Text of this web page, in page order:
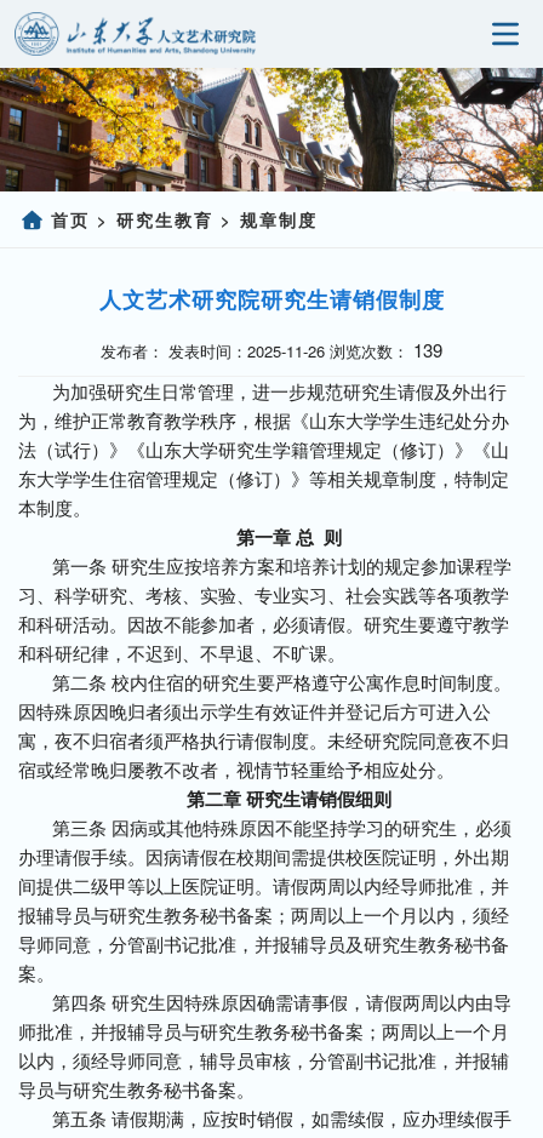
首页 > 研究生教育 > 规章制度
人文艺术研究院研究生请销假制度
发布者： 发表时间：2025-11-26 浏览次数： 139
为加强研究生日常管理，进一步规范研究生请假及外出行
为，维护正常教育教学秩序，根据《山东大学学生违纪处分办
法（试行）》《山东大学研究生学籍管理规定（修订）》《山
东大学学生住宿管理规定（修订）》等相关规章制度，特制定
本制度。
第一章 总 则
第一条 研究生应按培养方案和培养计划的规定参加课程学
习、科学研究、考核、实验、专业实习、社会实践等各项教学
和科研活动。因故不能参加者，必须请假。研究生要遵守教学
和科研纪律，不迟到、不早退、不旷课。
第二条 校内住宿的研究生要严格遵守公寓作息时间制度。
因特殊原因晚归者须出示学生有效证件并登记后方可进入公
寓，夜不归宿者须严格执行请假制度。未经研究院同意夜不归
宿或经常晚归屡教不改者，视情节轻重给予相应处分。
第二章 研究生请销假细则
第三条 因病或其他特殊原因不能坚持学习的研究生，必须
办理请假手续。因病请假在校期间需提供校医院证明，外出期
间提供二级甲等以上医院证明。请假两周以内经导师批准，并
报辅导员与研究生教务秘书备案；两周以上一个月以内，须经
导师同意，分管副书记批准，并报辅导员及研究生教务秘书备
案。
第四条 研究生因特殊原因确需请事假，请假两周以内由导
师批准，并报辅导员与研究生教务秘书备案；两周以上一个月
以内，须经导师同意，辅导员审核，分管副书记批准，并报辅
导员与研究生教务秘书备案。
第五条 请假期满，应按时销假，如需续假，应办理续假手
首页
研究院概况
党建园地
社会服务
信息公开